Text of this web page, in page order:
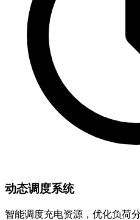
动态调度系统
智能调度充电资源，优化负荷